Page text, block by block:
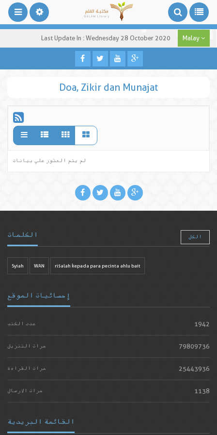
Last Update In : Wednesday 28 October 2020 Malay
Doa, Zikir dan Munajat
لم يتم العثور علي بيانات
الكلمات الكل
Syiah WAN risalah kepada para pecinta ahlu bait
إحصائيات الموقع
عدد الكتب 1942
مرات التنزيل 79809736
مرات القراءة 25443936
مرات الارسال 1138
القائمة البريدية